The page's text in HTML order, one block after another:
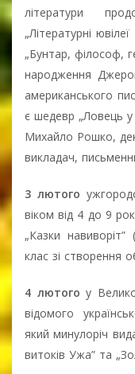
літератури
„Літературні
„Бунтар, філософ,
народження
американського
є шедевр „Ловець у
Михайло Рошко,
викладач,
3 лютого
віком від 4 до 9
„Казки
клас зі створення
4 лютого у
відомого
який минулоріч
витоків Ужа” та